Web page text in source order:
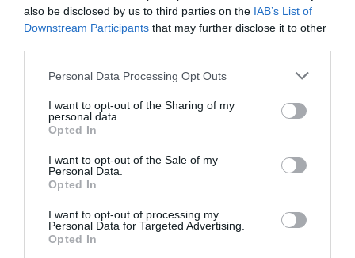
also be disclosed by us to third parties on the IAB’s List of
Downstream Participants that may further disclose it to other
Personal Data Processing Opt Outs
I want to opt-out of the Sharing of my
personal data.
Opted In
I want to opt-out of the Sale of my
Personal Data.
Opted In
I want to opt-out of processing my
Personal Data for Targeted Advertising.
Opted In
cuenta de la red social X de que “las embarcaciones y los
pasajeros fueron trasladados a un puerto israelí”, ha